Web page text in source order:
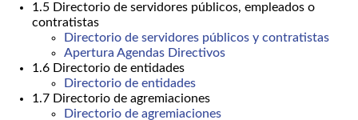
1.5 Directorio de servidores públicos, empleados o
contratistas
Directorio de servidores públicos y contratistas
Apertura Agendas Directivos
1.6 Directorio de entidades
Directorio de entidades
1.7 Directorio de agremiaciones
Directorio de agremiaciones